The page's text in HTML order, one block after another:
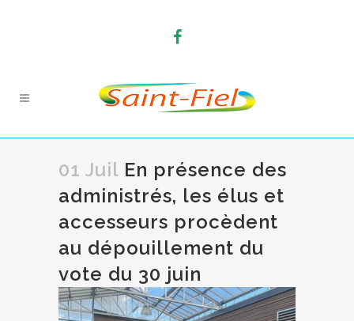
01 Juil En présence des
administrés, les élus et
accesseurs procèdent
au dépouillement du
vote du 30 juin